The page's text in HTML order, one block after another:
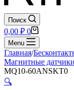
Поиск
Корзина
0,00 ₽ 0
Menu
Главная/
Магнитные
MQ10-60ANSKT0
🔍